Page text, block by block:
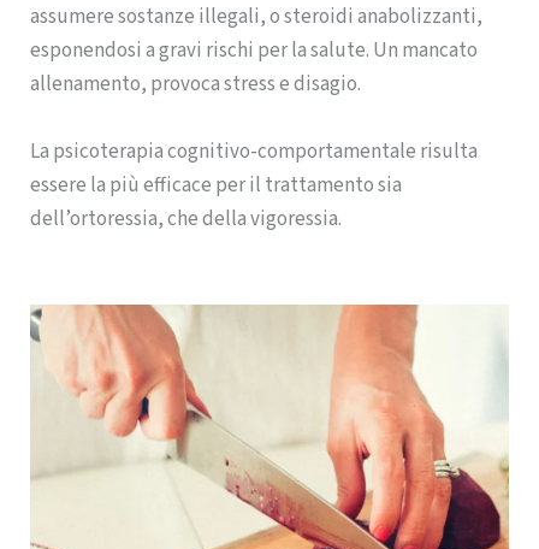
assumere sostanze illegali, o steroidi anabolizzanti,
esponendosi a gravi rischi per la salute. Un mancato
allenamento, provoca stress e disagio.
La psicoterapia cognitivo-comportamentale risulta
essere la più efficace per il trattamento sia
dell’ortoressia, che della vigoressia.